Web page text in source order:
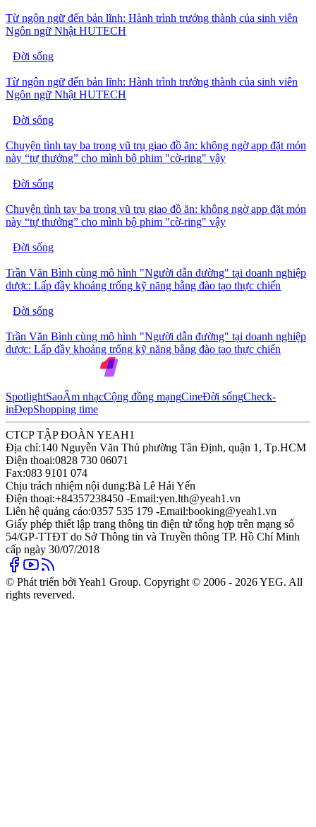
Từ ngôn ngữ đến bản lĩnh: Hành trình trưởng thành của sinh viên
Ngôn ngữ Nhật HUTECH
Đời sống
Từ ngôn ngữ đến bản lĩnh: Hành trình trưởng thành của sinh viên
Ngôn ngữ Nhật HUTECH
Đời sống
Chuyện tình tay ba trong vũ trụ giao đồ ăn: không ngờ app đặt món
này “tự thưởng” cho mình bộ phim "cờ-ring" vậy
Đời sống
Chuyện tình tay ba trong vũ trụ giao đồ ăn: không ngờ app đặt món
này “tự thưởng” cho mình bộ phim "cờ-ring" vậy
Đời sống
Trần Văn Bình cùng mô hình "Người dẫn đường" tại doanh nghiệp
dược: Lấp đầy khoảng trống kỹ năng bằng đào tạo thực chiến
Đời sống
Trần Văn Bình cùng mô hình "Người dẫn đường" tại doanh nghiệp
dược: Lấp đầy khoảng trống kỹ năng bằng đào tạo thực chiến
SpotlightSaoÂm nhạcCộng đồng mạngCineĐời sốngCheck-
inĐẹpShopping time
CTCP TẬP ĐOÀN YEAH1
Địa chỉ:140 Nguyễn Văn Thủ phường Tân Định, quận 1, Tp.HCM
Điện thoại:0828 730 06071
Fax:083 9101 074
Chịu trách nhiệm nội dung:Bà Lê Hải Yến
Điện thoại:+84357238450 -Email:yen.lth@yeah1.vn
Liên hệ quảng cáo:0357 535 179 -Email:booking@yeah1.vn
Giấy phép thiết lập trang thông tin điện tử tổng hợp trên mạng số
54/GP-TTĐT do Sở Thông tin và Truyền thông TP. Hồ Chí Minh
cấp ngày 30/07/2018
© Phát triển bởi Yeah1 Group. Copyright © 2006 - 2026 YEG. All
rights reverved.